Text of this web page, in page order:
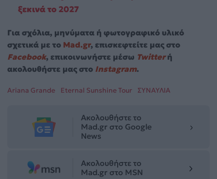
ξεκινά το 2027
Για σχόλια, μηνύματα ή φωτογραφικό υλικό
σχετικά με το Mad.gr, επισκεφτείτε μας στο
Facebook, επικοινωνήστε μέσω Twitterή
ακολουθήστε μας στο Instagram.
Ariana Grande Eternal Sunshine Tour ΣΥΝΑΥΛΙΑ
Ακολουθήστε το
Mad.gr στο Google
News
Ακολουθήστε το
Mad.gr στο MSN